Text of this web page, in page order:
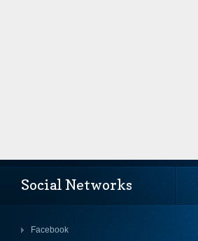
Social Networks
Facebook